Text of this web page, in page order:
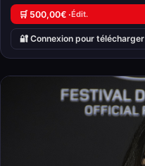
🛒 500,00€ ·Édit.
🔐 Connexion pour télécharger